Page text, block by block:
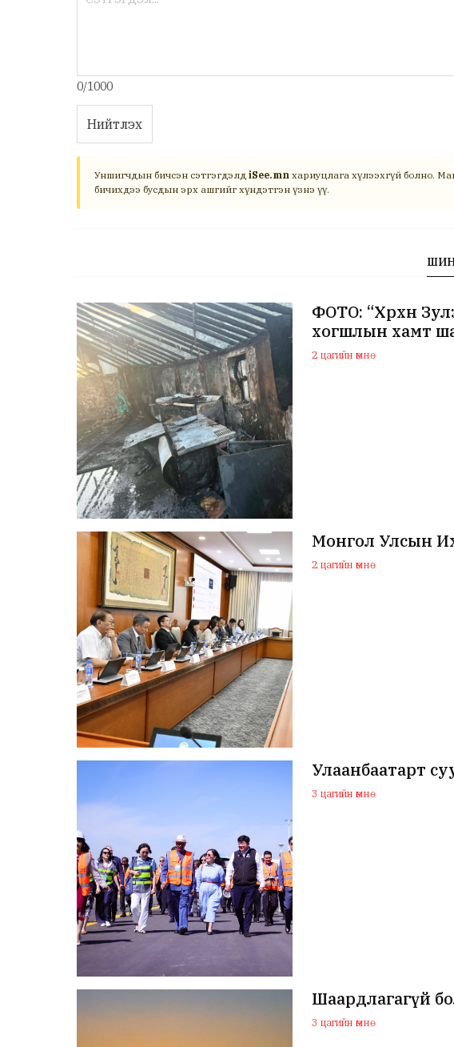
0/1000
Нийтлэх
Уншигчдын бичсэн сэтгэгдэлд iSee.mn хариуцлага хүлээхгүй болно.
бичихдээ бусдын эрх ашгийг хүндэтгэн үзнэ үү.
ФОТО: “Хөөрхөн
хогшлын хамт
2 цагийн өмнө
Монгол Улсын
2 цагийн өмнө
Улаанбаатарт
3 цагийн өмнө
Шаардлагагүй
3 цагийн өмнө